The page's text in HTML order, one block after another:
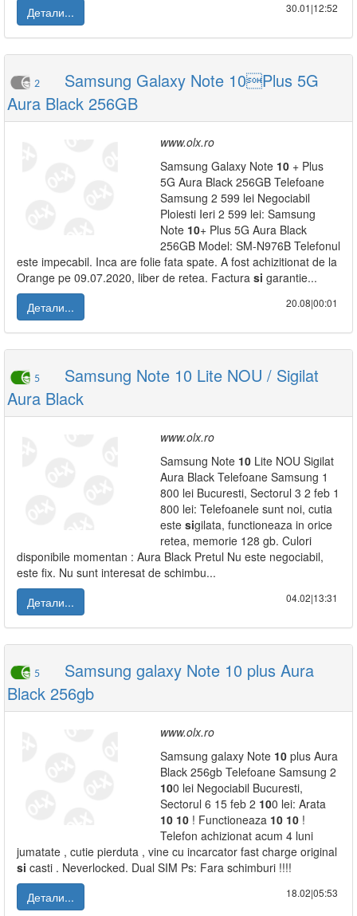
Детали...
30.01|12:52
2
Samsung Galaxy Note 10Plus 5G
Aura Black 256GB
www.olx.ro
Samsung Galaxy Note 10 + Plus
5G Aura Black 256GB Telefoane
Samsung 2 599 lei Negociabil
Ploiesti Ieri 2 599 lei: Samsung
Note 10+ Plus 5G Aura Black
256GB Model: SM-N976B Telefonul
este impecabil. Inca are folie fata spate. A fost achizitionat de la
Orange pe 09.07.2020, liber de retea. Factura si garantie...
Детали...
20.08|00:01
5
Samsung Note 10 Lite NOU / Sigilat
Aura Black
www.olx.ro
Samsung Note 10 Lite NOU Sigilat
Aura Black Telefoane Samsung 1
800 lei Bucuresti, Sectorul 3 2 feb 1
800 lei: Telefoanele sunt noi, cutia
este sigilata, functioneaza in orice
retea, memorie 128 gb. Culori
disponibile momentan : Aura Black Pretul Nu este negociabil,
este fix. Nu sunt interesat de schimbu...
Детали...
04.02|13:31
5
Samsung galaxy Note 10 plus Aura
Black 256gb
www.olx.ro
Samsung galaxy Note 10 plus Aura
Black 256gb Telefoane Samsung 2
100 lei Negociabil Bucuresti,
Sectorul 6 15 feb 2 100 lei: Arata
10 10 ! Functioneaza 10 10 !
Telefon achizionat acum 4 luni
jumatate , cutie pierduta , vine cu incarcator fast charge original
si casti . Neverlocked. Dual SIM Ps: Fara schimburi !!!!
Детали...
18.02|05:53